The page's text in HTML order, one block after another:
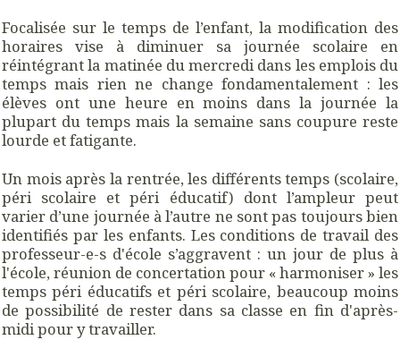
Focalisée sur le temps de l’enfant, la modification des
horaires vise à diminuer sa journée scolaire en
réintégrant la matinée du mercredi dans les emplois du
temps mais rien ne change fondamentalement : les
élèves ont une heure en moins dans la journée la
plupart du temps mais la semaine sans coupure reste
lourde et fatigante.
Un mois après la rentrée, les différents temps (scolaire,
péri scolaire et péri éducatif) dont l’ampleur peut
varier d’une journée à l’autre ne sont pas toujours bien
identifiés par les enfants. Les conditions de travail des
professeur-e-s d'école s’aggravent : un jour de plus à
l'école, réunion de concertation pour « harmoniser » les
temps péri éducatifs et péri scolaire, beaucoup moins
de possibilité de rester dans sa classe en fin d'après-
midi pour y travailler.